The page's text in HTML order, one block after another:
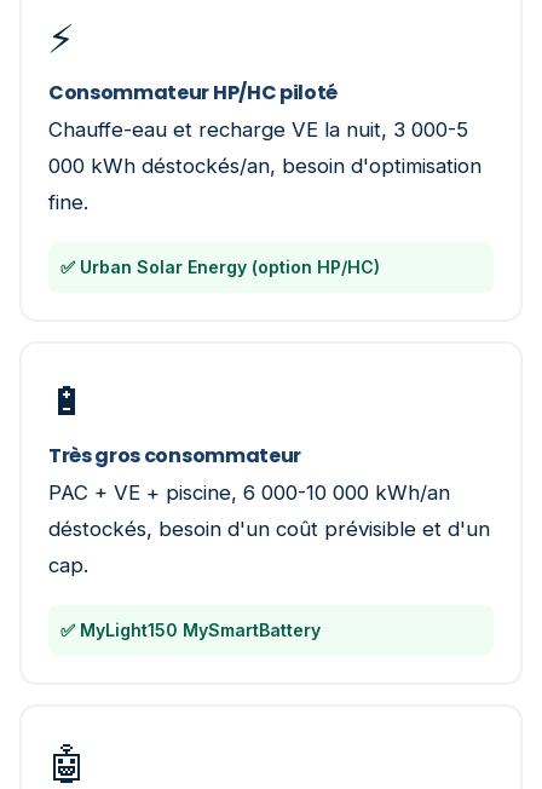
⚡
Consommateur HP/HC piloté
Chauffe-eau et recharge VE la nuit, 3 000-5
000 kWh déstockés/an, besoin d'optimisation
fine.
✅ Urban Solar Energy (option HP/HC)
🔋
Très gros consommateur
PAC + VE + piscine, 6 000-10 000 kWh/an
déstockés, besoin d'un coût prévisible et d'un
cap.
✅ MyLight150 MySmartBattery
🤖